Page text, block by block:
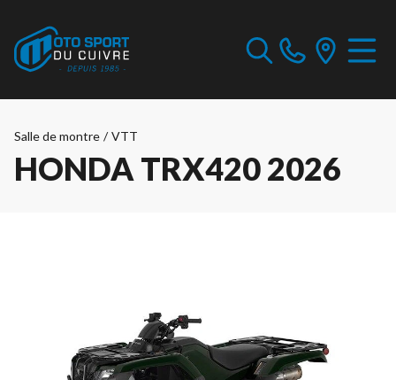
Salle de montre / VTT
HONDA TRX420 2026